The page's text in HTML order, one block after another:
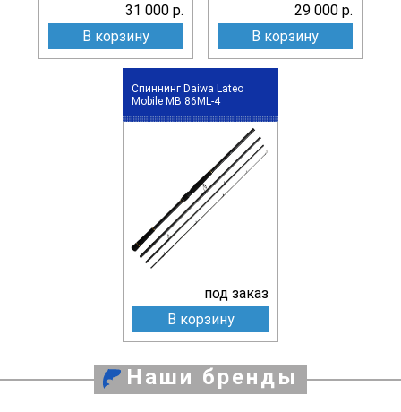
31 000 р.
В корзину
29 000 р.
В корзину
Спиннинг Daiwa Lateo
Mobile MB 86ML-4
под заказ
В корзину
Наши бренды